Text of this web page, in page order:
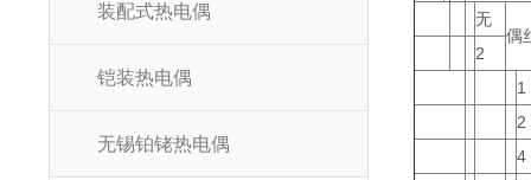
装配式热电偶
铠装热电偶
无锡铂铑热电偶
无
偶
2
1
2
4